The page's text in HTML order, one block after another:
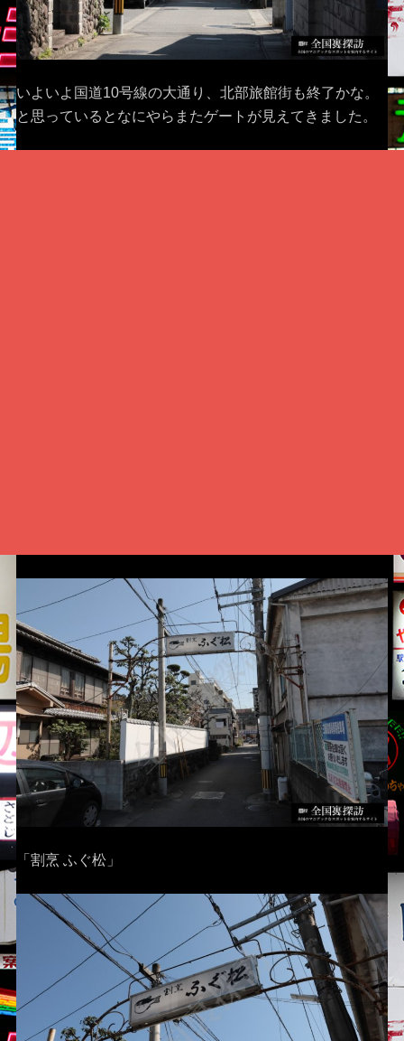
いよいよ国道10号線の大通り、北部旅館街も終了かな。
と思っているとなにやらまたゲートが見えてきました。
「割烹 ふぐ松」